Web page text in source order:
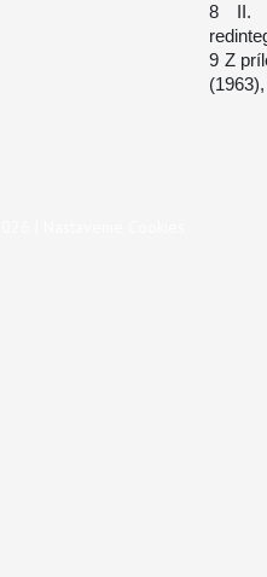
8 II.
9 Z